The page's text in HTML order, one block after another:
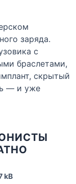
заряда.
с
браслетами,
скрытый
— и уже
kB